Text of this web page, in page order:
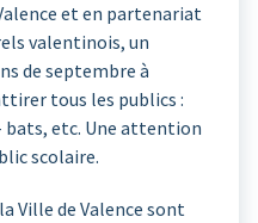
et en partenariat
valentinois, un
de septembre à
tous les publics :
etc. Une attention
scolaire.
Ville de Valence sont